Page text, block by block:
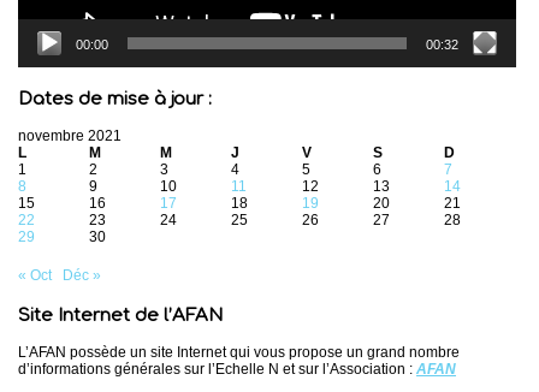
00:00 00:32
Dates de mise à jour :
novembre 2021
L
M M J V S
D
1
2 3 4 5 6
7
8
9 10 11 12 13
14
15
16 17 18 19 20
21
22
23 24 25 26 27
28
29
30
« Oct Déc »
Site Internet de l’AFAN
L’AFAN possède un site Internet qui vous propose un grand nombre
d’informations générales sur l’Echelle N et sur l’Association : AFAN